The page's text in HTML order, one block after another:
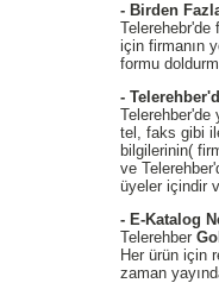
- Birden
Telerehebr'de
için firmanın
formu
-
Telerehber'de
tel, faks gibi
bilgilerinin(
ve
üyeler içindir
- E-Katalog
Telerehber
Her ürün için
zaman